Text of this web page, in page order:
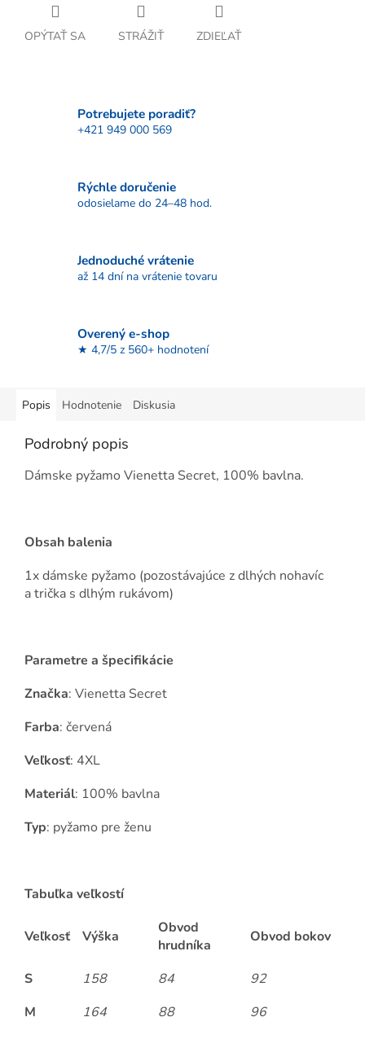
OPÝTAŤ SA STRÁŽIŤ ZDIEĽAŤ
Potrebujete poradiť?
+421 949 000 569
Rýchle doručenie
odosielame do 24–48 hod.
Jednoduché vrátenie
až 14 dní na vrátenie tovaru
Overený e-shop
★ 4,7/5 z 560+ hodnotení
Popis Hodnotenie Diskusia
Podrobný popis
Dámske pyžamo Vienetta Secret, 100% bavlna.
Obsah balenia
1x dámske pyžamo (pozostávajúce z dlhých nohavíc
a trička s dlhým rukávom)
Parametre a špecifikácie
Značka: Vienetta Secret
Farba: červená
Veľkosť: 4XL
Materiál: 100% bavlna
Typ: pyžamo pre ženu
Tabuľka veľkostí
Veľkosť Výška
Obvod
hrudníka
Obvod bokov
S 158 84
92
M
164 88
96